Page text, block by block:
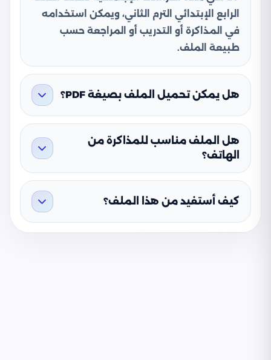
الرابع الإبتدائي الترم الثاني، ويمكن استخدامه
في المذاكرة أو التدريب أو المراجعة حسب
طبيعة الملف.
هل يمكن تحميل الملف بصيغة PDF؟
هل الملف مناسب للمذاكرة من
الهاتف؟
كيف أستفيد من هذا الملف؟